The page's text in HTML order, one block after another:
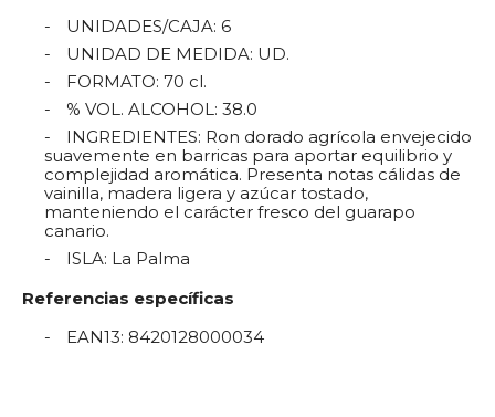
UNIDADES/CAJA: 6
UNIDAD DE MEDIDA: UD.
FORMATO: 70 cl.
% VOL. ALCOHOL: 38.0
INGREDIENTES: Ron dorado agrícola envejecido
suavemente en barricas para aportar equilibrio y
complejidad aromática. Presenta notas cálidas de
vainilla, madera ligera y azúcar tostado,
manteniendo el carácter fresco del guarapo
canario.
ISLA: La Palma
Referencias específicas
EAN13: 8420128000034